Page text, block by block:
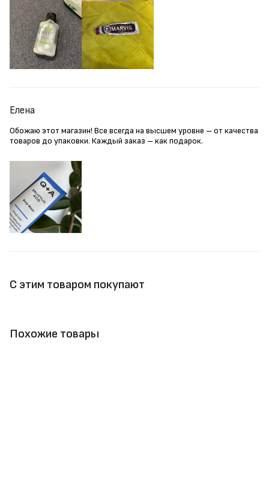
Елена
Обожаю этот магазин! Все всегда на высшем уровне – от качества
товаров до упаковки. Каждый заказ – как подарок.
С этим товаром покупают
Похожие товары